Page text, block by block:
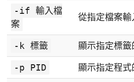
-if 輸入檔
案
從指定檔案
-k 標籤 顯示指定標
-p PID 顯示指定程